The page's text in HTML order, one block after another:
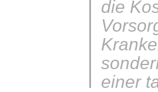
die
einer